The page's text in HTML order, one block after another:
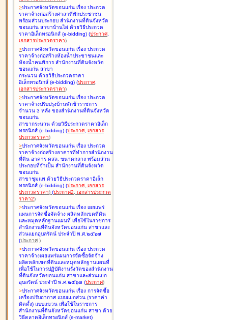
>ประกาศจังหวัดขอนแก่น เรื่อง ประกวด
ราคาจ้างก่อสร้างศาลาที่พักประชาชน
พร้อมส่วนประกอบ สำนักงานที่ดินจังหวัด
ขอนแก่น สาขาบ้านไผ่ ด้วยวิธีประกวด
ราคาอิเล็กทรอนิกส์ (e-bidding) (ประกาศ,
เอกสารประกวดราคา)
>ประกาศจังหวัดขอนแก่น เรื่อง ประกวด
ราคาจ้างก่อสร้างห้องน้ำประชาชนและ
ห้องน้ำคนพิการ สำนักงานที่ดินจังหวัด
ขอนแก่น สาขา
กระนวน ด้วยวิธีประกวดราคา
อิเล็กทรอนิกส์ (e-bidding) (ประกาศ,
เอกสารประกวดราคา)
>ประกาศจังหวัดขอนแก่น เรื่อง ประกวด
ราคาจ้างปรับปรุงบ้านพักข้าราชการ
จำนวน 3 หลัง ของสำนักงานที่ดินจังหวัด
ขอนแก่น
สาขากระนวน ด้วยวิธีประกวดราคาอิเล็ก
ทรอนิกส์ (e-bidding) (ประกาศ, เอกสาร
ประกวดราคา)
>ประกาศจังหวัดขอนแก่น เรื่อง ประกวด
ราคาจ้างก่อสร้างอาคารที่ทำการสำนักงาน
ที่ดิน อาคาร คสล. ขนาดกลาง พร้อมส่วน
ประกอบที่จำเป็น สำนักงานที่ดินจังหวัด
ขอนแก่น
สาขาชุมแพ ด้วยวิธีประกวดราคาอิเล็ก
ทรอนิกส์ (e-bidding) (ประกาศ, เอกสาร
ประกวดราคา) (ประกาศ2, เอกสารประกวด
ราคา2)
>ประกาศจังหวัดขอนแก่น เรื่อง เผยแพร่
แผนการจัดซื้อจัดจ้าง ผลิตหลักเขตที่ดิน
และหมุดหลักฐานแผนที่ เพื่อใช้ในราชการ
สำนักงานที่ดินจังหวัดขอนแก่น สาขาและ
ส่วนแยกอุบลรัตน์ ประจำปี พ.ศ.๒๕๖๗
(ประกาศ )
>ประกาศจังหวัดขอนแก่น เรื่อง ประกวด
ราคาจ้างเผยแพร่แผนการจัดซื้อจัดจ้าง
ผลิตหลักเขตที่ดินและหมุดหลักฐานแผนที่
เพื่อใช้ในการปฏิบัติงานรังวัดของสำนักงาน
ที่ดินจังหวัดขอนแก่น สาขาและส่วนแยก
อุบลรัตน์ ประจำปี พ.ศ.๒๕๖๗ (ประกาศ)
>ประกาศจังหวัดขอนแก่น เรื่อง การจัดซื้อ
เครื่องปรับอากาศ แบบแยกส่วน (ราคาค่า
ติดตั้ง) แบบแขวน เพื่อใช้ในราชการ
สำนักงานที่ดินจังหวัดขอนแก่น สาขา ด้วย
วิธีตลาดอิเล็กทรอนิกส์ (e-market)